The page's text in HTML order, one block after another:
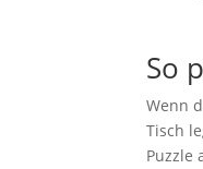
So
Wenn
Tisch
Puzzle